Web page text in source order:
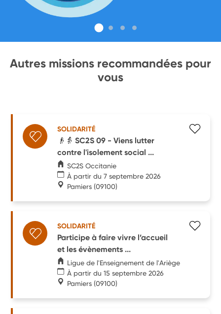
Autres missions recommandées pour
vous
SOLIDARITÉ
👴👵 SC2S 09 - Viens lutter
contre l'isolement social ...
SC2S Occitanie
À partir du 7 septembre 2026
Pamiers (09100)
SOLIDARITÉ
Participe à faire vivre l’accueil
et les évènements ...
Ligue de l'Enseignement de l'Ariège
À partir du 15 septembre 2026
Pamiers (09100)